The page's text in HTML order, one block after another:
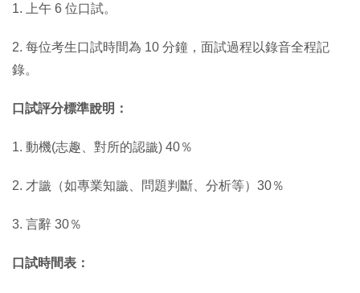
1. 上午 6 位口試。
2. 每位考生口試時間為 10 分鐘，面試過程以錄音全程記
錄。
口試評分標準說明：
1. 動機(志趣、對所的認識) 40％
2. 才識（如專業知識、問題判斷、分析等）30％
3. 言辭 30％
口試時間表：